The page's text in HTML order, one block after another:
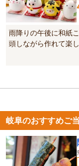
雨降りの午後に和紙
頭しながら作れて楽
岐阜のおすすめご